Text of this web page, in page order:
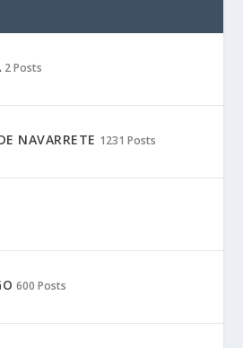
2 Posts
NAVARRETE 1231 Posts
600 Posts